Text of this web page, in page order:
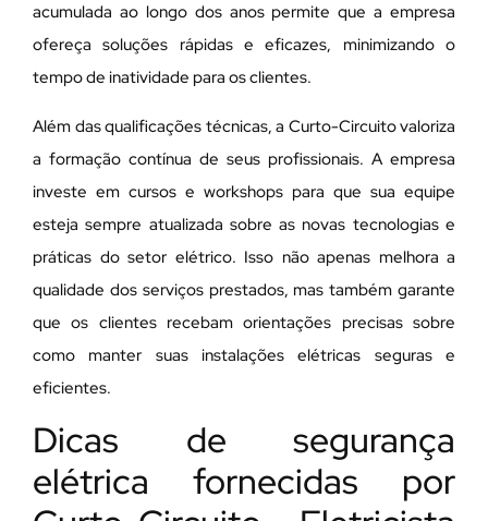
acumulada ao longo dos anos permite que a empresa
ofereça soluções rápidas e eficazes, minimizando o
tempo de inatividade para os clientes.
Além das qualificações técnicas, a Curto-Circuito valoriza
a formação contínua de seus profissionais. A empresa
investe em cursos e workshops para que sua equipe
esteja sempre atualizada sobre as novas tecnologias e
práticas do setor elétrico. Isso não apenas melhora a
qualidade dos serviços prestados, mas também garante
que os clientes recebam orientações precisas sobre
como manter suas instalações elétricas seguras e
eficientes.
Dicas de segurança
elétrica fornecidas por